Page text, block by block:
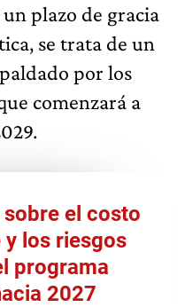
plazo de gracia
se trata de un
por los
comenzará a
el costo
los riesgos
programa
2027